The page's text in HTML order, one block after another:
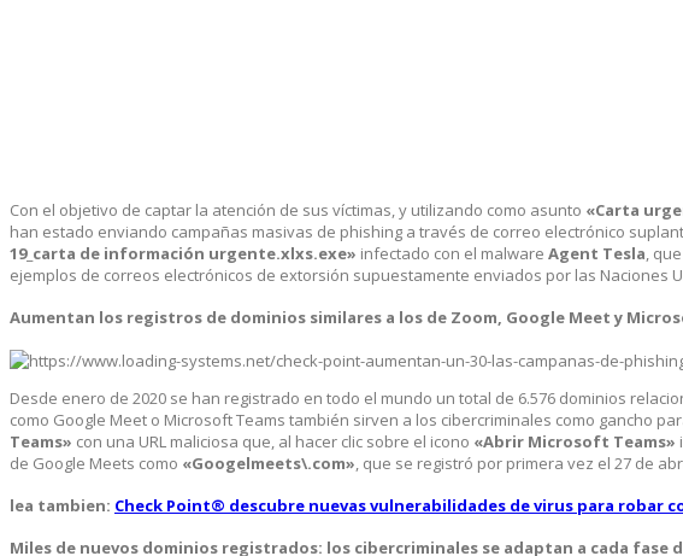
Con el objetivo de captar la atención de sus víctimas, y utilizando como asunto «Carta
han estado enviando campañas masivas de phishing a través de correo electrónico
19_carta de información urgente.xlxs.exe» infectado con el malware Agent Tesla,
ejemplos de correos electrónicos de extorsión supuestamente enviados por las Naciones
Aumentan los registros de dominios similares a los de Zoom, Google Meet y
Desde enero de 2020 se han registrado en todo el mundo un total de 6.576 dominios
como Google Meet o Microsoft Teams también sirven a los cibercriminales como gancho
Teams» con una URL maliciosa que, al hacer clic sobre el icono «Abrir Microsoft Teams»
de Google Meets como «Googelmeets\.com» , que se registró por primera vez el 27 de
lea tambien: Check Point® descubre nuevas vulnerabilidades de virus para robar
Miles de nuevos dominios registrados: los cibercriminales se adaptan a cada fase